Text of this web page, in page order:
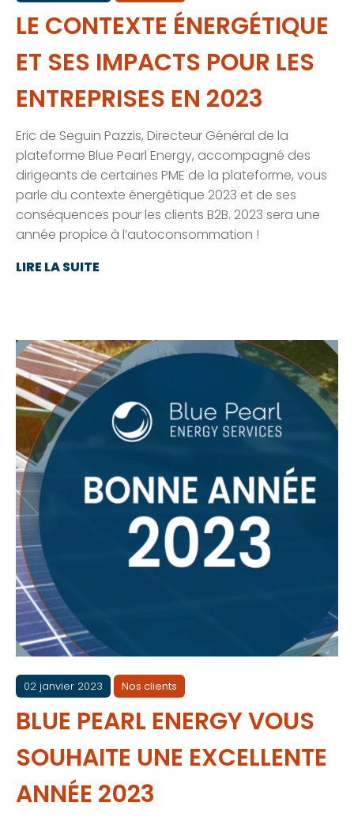
LE CONTEXTE ÉNERGÉTIQUE
ET SES IMPACTS POUR LES
ENTREPRISES EN 2023
Eric de Seguin Pazzis, Directeur Général de la
plateforme Blue Pearl Energy, accompagné des
dirigeants de certaines PME de la plateforme, vous
parle du contexte énergétique 2023 et de ses
conséquences pour les clients B2B. 2023 sera une
année propice à l’autoconsommation !
LIRE LA SUITE
02 janvier 2023 Nos clients
BLUE PEARL ENERGY VOUS
SOUHAITE UNE EXCELLENTE
ANNÉE 2023